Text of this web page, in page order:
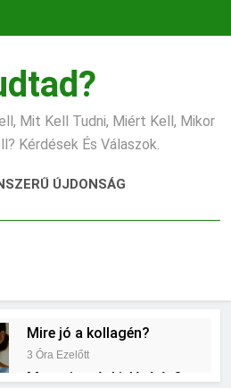
Mit Kell Tudni, Miért Kell, Mikor
Kérdések És Válaszok.
ÚJDONSÁG
Mire jó a kollagén?
3 Óra Ezelőtt
Mennyi a végkielégítés?